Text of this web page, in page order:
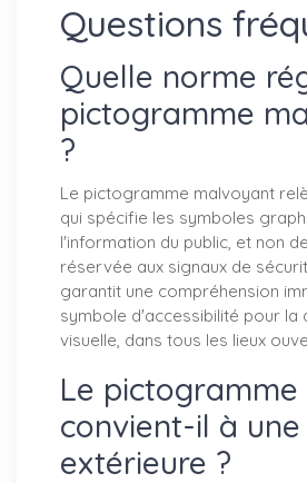
Questions
Quelle norme
pictogramme
?
Le pictogramme malvoyant
qui spécifie les symboles
l'information du public, et non
réservée aux signaux de
garantit une compréhension
symbole d'accessibilité pour la
visuelle, dans tous les lieux
Le pictogramme
convient-il à
extérieure ?